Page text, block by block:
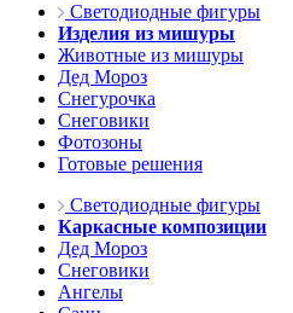
Светодиодные фигуры
Изделия из мишуры
Животные из мишуры
Дед Мороз
Снегурочка
Снеговики
Фотозоны
Готовые решения
Светодиодные фигуры
Каркасные композиции
Дед Мороз
Снеговики
Ангелы